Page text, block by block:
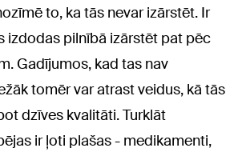
to, ka tās nevar izārstēt. Ir
izdodas pilnībā izārstēt pat pēc
Gadījumos, kad tas nav
tomēr var atrast veidus, kā tās
dzīves kvalitāti. Turklāt
ir ļoti plašas - medikamenti,